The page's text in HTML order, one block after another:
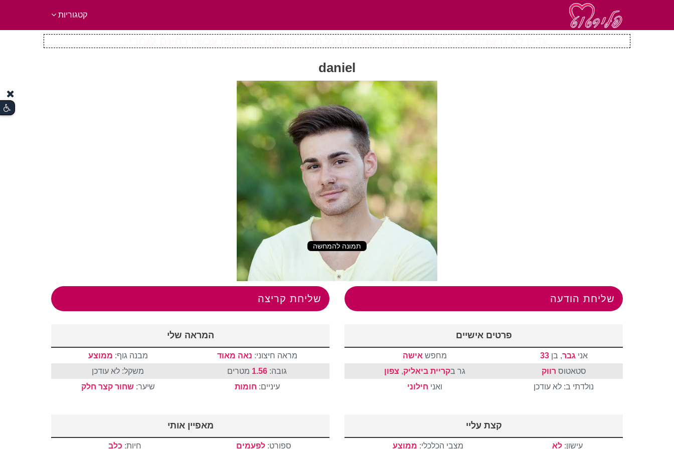
קטגוריות
daniel
תמונה להמחשה
שליחת הודעה שליחת קריצה
פרטים אישיים
אני גבר, בן33 מחפש אישה
סטאטוס רווק גר בקריית ביאליק, צפון
נולדתי ב: לא עודכן
ואני חילוני
המראה שלי
מראה חיצוני: נאה מאוד מבנה גוף: ממוצע
גובה: 1.56 מטרים
משקל: לא עודכן
עיניים: חומות שיער:שחור קצר חלק
קצת עליי
עישון:לא מצבי הכלכלי: ממוצע
מאפיין אותי
ספורט: לפעמים חיות: כלב